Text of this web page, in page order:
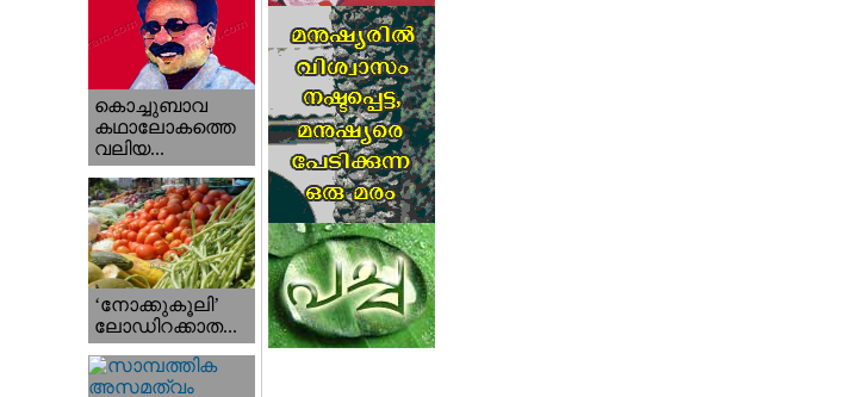
കൊച്ചുബാവ
കഥാലോകത്തെ
വലിയ...
‘നോക്കുകൂലി’
ലോഡിറക്കാത...